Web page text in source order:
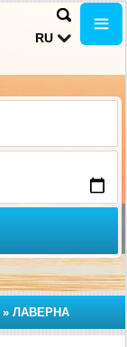
RU
» ЛАВЕРНА